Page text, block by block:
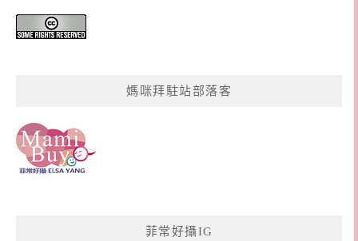
媽咪拜駐站部落客
菲常好攝IG